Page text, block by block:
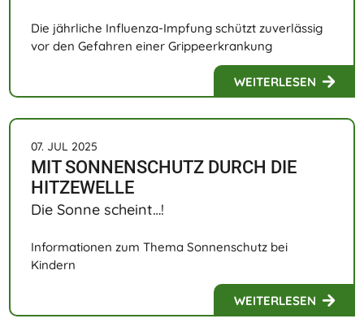
Die jährliche Influenza-Impfung schützt zuverlässig
vor den Gefahren einer Grippeerkrankung
WEITERLESEN
07. JUL 2025
MIT SONNENSCHUTZ DURCH DIE
HITZEWELLE
Die Sonne scheint…!
Informationen zum Thema Sonnenschutz bei
Kindern
WEITERLESEN